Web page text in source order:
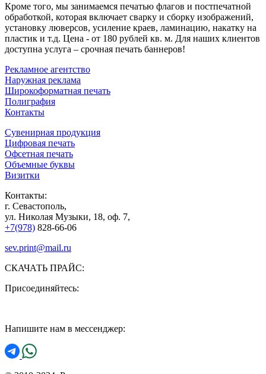
Кроме того, мы занимаемся печатью флагов и постпечатной
обработкой, которая включает сварку и сборку изображений,
установку люверсов, усиление краев, ламинацию, накатку на
пластик и т.д. Цена - от 180 рублей кв. м. Для наших клиентов
доступна услуга – срочная печать баннеров!
Рекламное агентство
Наружная реклама
Широкоформатная печать
Полиграфия
Контакты
Сувенирная продукция
Цифровая печать
Офсетная печать
Объемные буквы
Визитки
Контакты:
г. Севастополь,
ул. Николая Музыки, 18, оф. 7,
+7(978) 828-66-06
sev.print@mail.ru
СКАЧАТЬ ПРАЙС:
Присоединяйтесь:
Напишите нам в мессенджер: